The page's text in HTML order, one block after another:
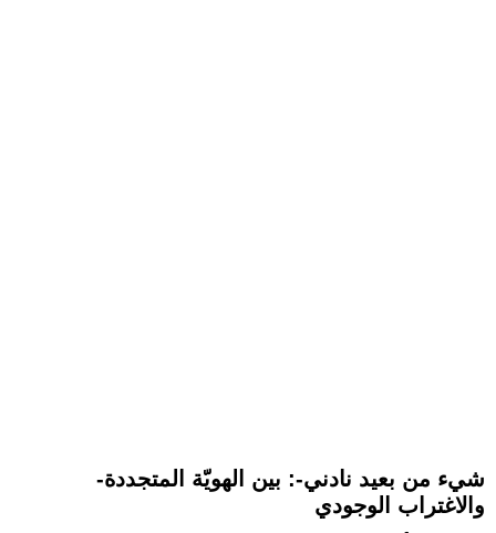
-شيء من بعيد نادني-: بين الهويّة المتجددة
والاغتراب الوجودي